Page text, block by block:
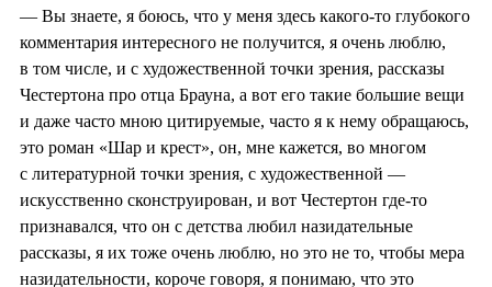
— Вы знаете, я боюсь, что у меня здесь какого-то глубокого
комментария интересного не получится, я очень люблю,
в том числе, и с художественной точки зрения, рассказы
Честертона про отца Брауна, а вот его такие большие вещи
и даже часто мною цитируемые, часто я к нему обращаюсь,
это роман «Шар и крест», он, мне кажется, во многом
с литературной точки зрения, с художественной —
искусственно сконструирован, и вот Честертон где-то
признавался, что он с детства любил назидательные
рассказы, я их тоже очень люблю, но это не то, чтобы мера
назидательности, короче говоря, я понимаю, что это